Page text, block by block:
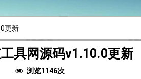
更新
具网源码v1.10.0更新
浏览1146次